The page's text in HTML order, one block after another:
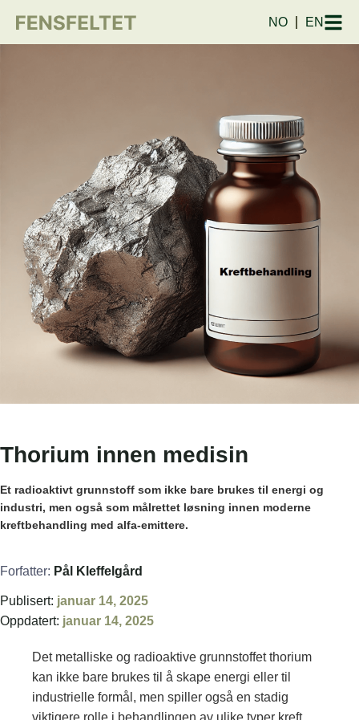
NO EN
Thorium innen medisin
Et radioaktivt grunnstoff som ikke bare brukes til energi og
industri, men også som målrettet løsning innen moderne
kreftbehandling med alfa-emittere.
Forfatter: Pål Kleffelgård
Publisert: januar 14, 2025
Oppdatert: januar 14, 2025
Det metalliske og radioaktive grunnstoffet thorium
kan ikke bare brukes til å skape energi eller til
industrielle formål, men spiller også en stadig